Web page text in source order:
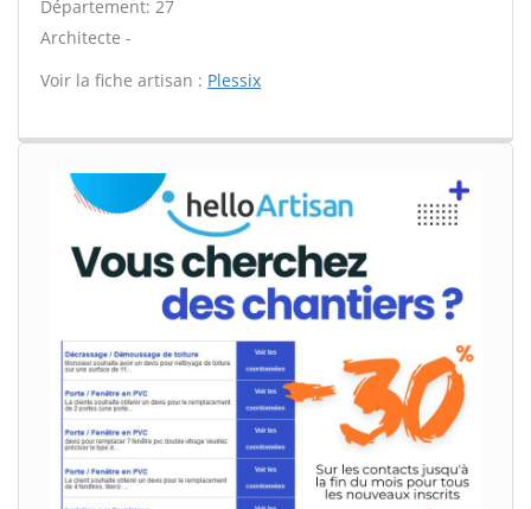
Département: 27
Architecte -
Voir la fiche artisan : Plessix